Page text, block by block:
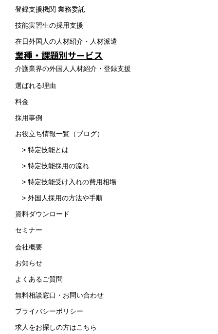
登録支援機関 業務委託
技能実習生の採用支援
在日外国人の人材紹介・人材派遣
業種・課題別サービス
介護業界の外国人人材紹介・登録支援
選ばれる理由
料金
採用事例
お役立ち情報一覧（ブログ）
> 特定技能とは
> 特定技能採用の流れ
> 特定技能受け入れの費用相場
> 外国人採用の方法や手順
資料ダウンロード
セミナー
会社概要
お知らせ
よくあるご質問
無料相談窓口・お問い合わせ
プライバシーポリシー
求人をお探しの方はこちら